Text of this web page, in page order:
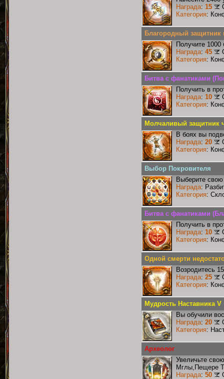
Награда: 15
Категория:
Благородный защитник
Получите 1000
Награда: 45
Категория:
Битва с фанатиками
Получить в
Награда: 10
Категория:
Молчаливый защитник
В боях вы
Награда: 20
Категория:
Выбор Покровителя
Выберите свою
Награда:
Категория:
Битва с фанатиками
Получить в
Награда: 10
Категория:
Одной смерти
Возродитесь
Награда: 25
Категория:
Мудрость Наставника V
Вы обучили
Награда: 20
Категория:
Археолог
Увеличьте
Мглы,Пещере
Награда: 50